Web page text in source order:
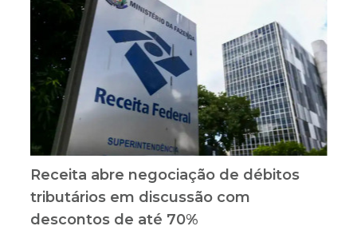
Receita abre negociação de débitos
tributários em discussão com
descontos de até 70%